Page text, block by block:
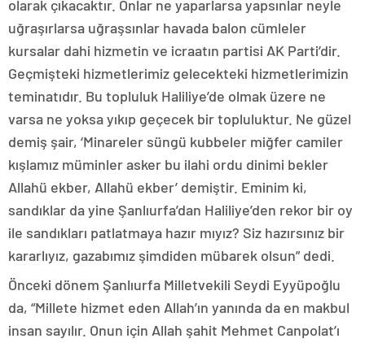
olarak çıkacaktır. Onlar ne yaparlarsa yapsınlar neyle
uğraşırlarsa uğraşsınlar havada balon cümleler
kursalar dahi hizmetin ve icraatın partisi AK Parti’dir.
Geçmişteki hizmetlerimiz gelecekteki hizmetlerimizin
teminatıdır. Bu topluluk Haliliye’de olmak üzere ne
varsa ne yoksa yıkıp geçecek bir topluluktur. Ne güzel
demiş şair, ‘Minareler süngü kubbeler miğfer camiler
kışlamız müminler asker bu ilahi ordu dinimi bekler
Allahü ekber, Allahü ekber’ demiştir. Eminim ki,
sandıklar da yine Şanlıurfa’dan Haliliye’den rekor bir oy
ile sandıkları patlatmaya hazır mıyız? Siz hazırsınız bir
kararlıyız, gazabımız şimdiden mübarek olsun” dedi.
Önceki dönem Şanlıurfa Milletvekili Seydi Eyyüpoğlu
da, “Millete hizmet eden Allah’ın yanında da en makbul
insan sayılır. Onun için Allah şahit Mehmet Canpolat’ı